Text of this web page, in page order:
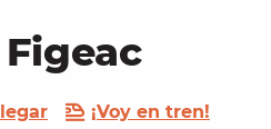
¡Voy en tren!